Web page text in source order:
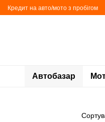
Кредит на авто/мото з пробігом
Автобазар